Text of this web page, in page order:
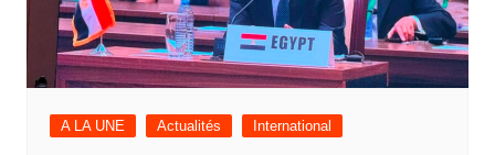
A LA UNE Actualités International